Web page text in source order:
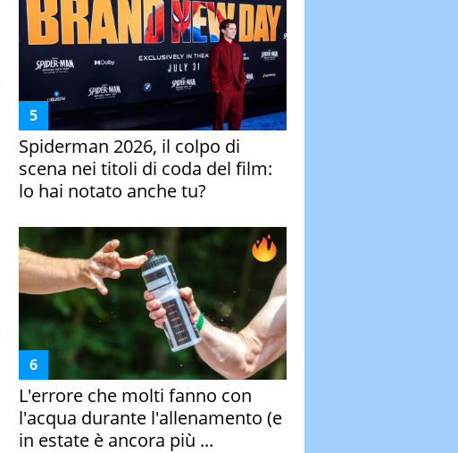
Spiderman 2026, il colpo di
scena nei titoli di coda del film:
lo hai notato anche tu?
L'errore che molti fanno con
l'acqua durante l'allenamento (e
in estate è ancora più ...